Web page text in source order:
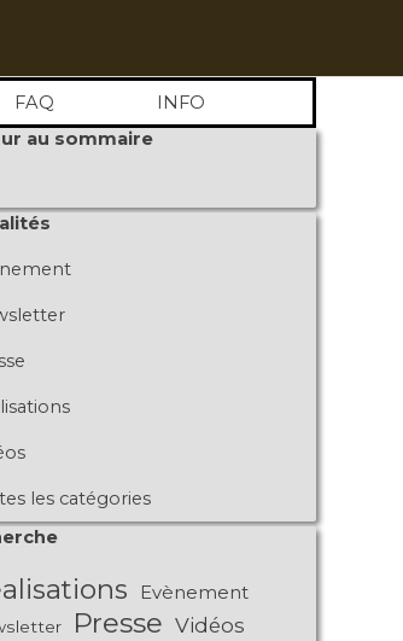
FAQ INFO
le bloc Retour au sommaire
au sommaire
le bloc Actualités
les catégories
le bloc Recherche
Evènement
Presse Vidéos